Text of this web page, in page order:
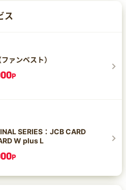
ス
ァンベスト）
P
SERIES：JCB CARD
W plus L
P